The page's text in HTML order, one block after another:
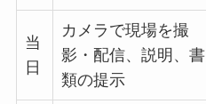
当
日
カメラで現場を撮
影・配信、説明、書
類の提示